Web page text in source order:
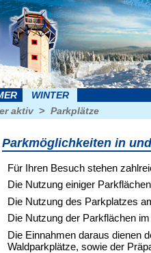
WINTER
aktiv > Parkplätze
Parkmöglichkeiten in
Für Ihren Besuch stehen
Die Nutzung einiger
Die Nutzung des Parkplatzes
Die Nutzung der Parkflächen
Die Einnahmen daraus dienen
Waldparkplätze, sowie der